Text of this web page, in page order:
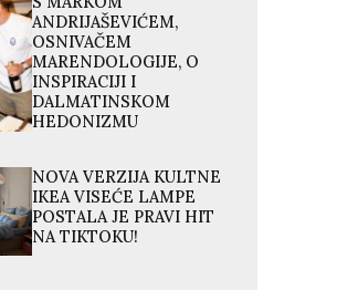
ANDRIJAŠEVIĆEM,
OSNIVAČEM
MARENDOLOGIJE, O
INSPIRACIJI I
DALMATINSKOM
HEDONIZMU
NOVA VERZIJA KULTNE
IKEA VISEĆE LAMPE
POSTALA JE PRAVI HIT
NA TIKTOKU!